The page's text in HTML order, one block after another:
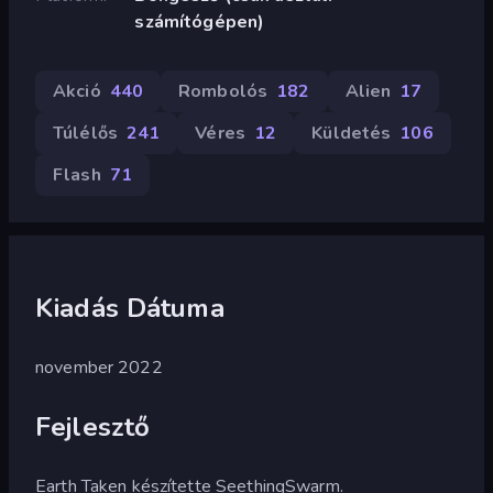
számítógépen)
Akció 440 Rombolós 182 Alien 17
Túlélős 241 Véres 12 Küldetés 106
Flash 71
Kiadás Dátuma
november 2022
Fejlesztő
Earth Taken készítette SeethingSwarm.